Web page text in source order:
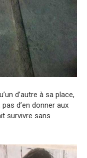
d’autre à sa place,
d’en donner aux
survivre sans